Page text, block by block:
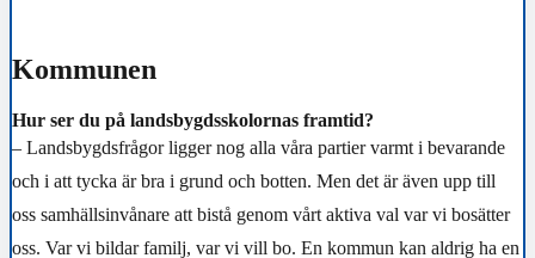
Kommunen
Hur ser du på landsbygdsskolornas framtid?
– Landsbygdsfrågor ligger nog alla våra partier varmt i bevarande
och i att tycka är bra i grund och botten. Men det är även upp till
oss samhällsinvånare att bistå genom vårt aktiva val var vi bosätter
oss. Var vi bildar familj, var vi vill bo. En kommun kan aldrig ha en